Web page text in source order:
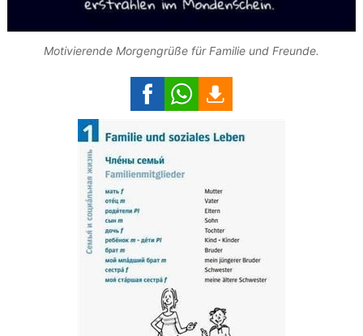
Motivierende Morgengrüße für Familie und Freunde.